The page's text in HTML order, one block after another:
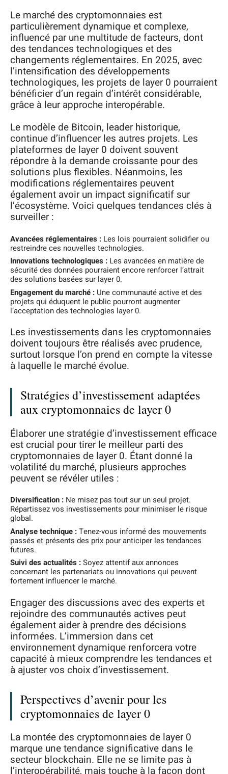
Le marché des cryptomonnaies est
particulièrement dynamique et complexe,
influencé par une multitude de facteurs, dont
des tendances technologiques et des
changements réglementaires. En 2025, avec
l’intensification des développements
technologiques, les projets de layer 0 pourraient
bénéficier d’un regain d’intérêt considérable,
grâce à leur approche interopérable.
Le modèle de Bitcoin, leader historique,
continue d’influencer les autres projets. Les
plateformes de layer 0 doivent souvent
répondre à la demande croissante pour des
solutions plus flexibles. Néanmoins, les
modifications réglementaires peuvent
également avoir un impact significatif sur
l’écosystème. Voici quelques tendances clés à
surveiller :
Avancées réglementaires : Les lois pourraient solidifier ou
restreindre ces nouvelles technologies.
Innovations technologiques : Les avancées en matière de
sécurité des données pourraient encore renforcer l’attrait
des solutions basées sur layer 0.
Engagement du marché : Une communauté active et des
projets qui éduquent le public pourront augmenter
l’acceptation des technologies layer 0.
Les investissements dans les cryptomonnaies
doivent toujours être réalisés avec prudence,
surtout lorsque l’on prend en compte la vitesse
à laquelle le marché évolue.
Stratégies d’investissement adaptées
aux cryptomonnaies de layer 0
Élaborer une stratégie d’investissement efficace
est crucial pour tirer le meilleur parti des
cryptomonnaies de layer 0. Étant donné la
volatilité du marché, plusieurs approches
peuvent se révéler utiles :
Diversification : Ne misez pas tout sur un seul projet.
Répartissez vos investissements pour minimiser le risque
global.
Analyse technique :Tenez-vous informé des mouvements
passés et présents des prix pour anticiper les tendances
futures.
Suivi des actualités :Soyez attentif aux annonces
concernant les partenariats ou innovations qui peuvent
fortement influencer le marché.
Engager des discussions avec des experts et
rejoindre des communautés actives peut
également aider à prendre des décisions
informées. L’immersion dans cet
environnement dynamique renforcera votre
capacité à mieux comprendre les tendances et
à ajuster vos choix d’investissement.
Perspectives d’avenir pour les
cryptomonnaies de layer 0
La montée des cryptomonnaies de layer 0
marque une tendance significative dans le
secteur blockchain. Elle ne se limite pas à
l’interopérabilité, mais touche à la façon dont